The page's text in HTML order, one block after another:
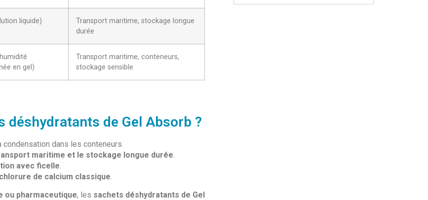
liquide)
Transport maritime, stockage longue
durée
en gel)
Transport maritime, conteneurs,
stockage sensible
de Gel Absorb ?
condensation dans les conteneurs.
maritime et le stockage longue durée.
avec ficelle.
de calcium classique.
ou pharmaceutique, les sachets déshydratants de Gel